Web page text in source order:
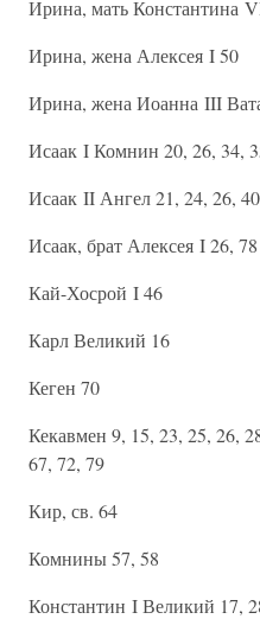
Ирина, мать Константина
Ирина, жена Алексея I 50
Ирина, жена Иоанна III
Исаак I Комнин 20, 26, 34,
Исаак II Ангел 21, 24, 26,
Исаак, брат Алексея I 26, 78
Кай-Хосрой I 46
Карл Великий 16
Кеген 70
Кекавмен 9, 15, 23, 25, 26,
67, 72, 79
Кир, св. 64
Комнины 57, 58
Константин I Великий 17,